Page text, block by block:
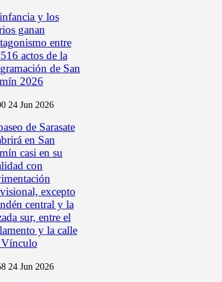
y los
ganan
entre
actos de la
de San
2026
24 Jun 2026
de Sarasate
en San
casi en su
con
excepto
central y la
sur, entre el
y la calle
24 Jun 2026